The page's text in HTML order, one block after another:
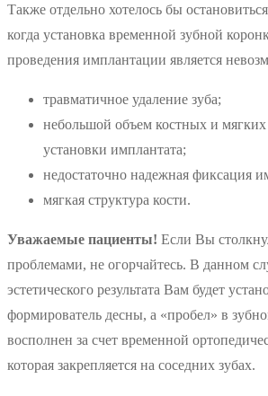
Также отдельно хотелось бы
когда установка временной зубной
проведения имплантации является
травматичное удаление зуба;
небольшой объем костных и мягких
установки имплантата;
недостаточно надежная фиксация
мягкая структура кости.
Уважаемые пациенты! Если Вы
проблемами, не огорчайтесь. В данном
эстетического результата Вам будет
формирователь десны, а «пробел» в
восполнен за счет временной
которая закрепляется на соседних зубах.